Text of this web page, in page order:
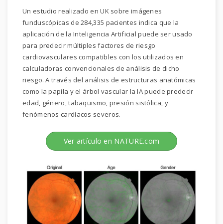
Un estudio realizado en UK sobre imágenes
funduscópicas de 284,335 pacientes indica que la
aplicación de la Inteligencia Artificial puede ser usado
para predecir múltiples factores de riesgo
cardiovasculares compatibles con los utilizados en
calculadoras convencionales de análisis de dicho
riesgo. A través del análisis de estructuras anatómicas
como la papila y el árbol vascular la IA puede predecir
edad, género, tabaquismo, presión sistólica, y
fenómenos cardíacos severos.
Ver artículo en NATURE.com